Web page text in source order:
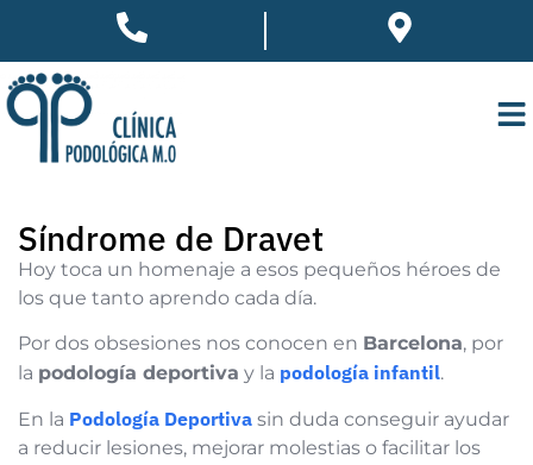
Síndrome de Dravet
Hoy toca un homenaje a esos pequeños héroes de
los que tanto aprendo cada día.
Por dos obsesiones nos conocen en Barcelona, por
la podología deportiva y la podología infantil.
En la Podología Deportiva sin duda conseguir ayudar
a reducir lesiones, mejorar molestias o facilitar los